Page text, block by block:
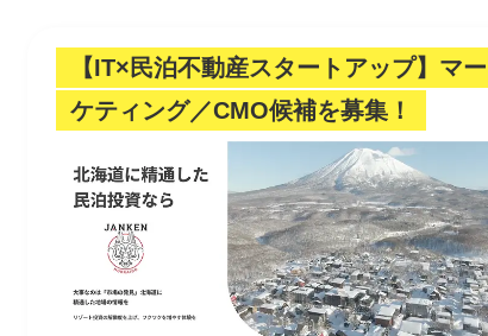
【IT×民泊不動産スタートアップ】マー
ケティング／CMO候補を募集！